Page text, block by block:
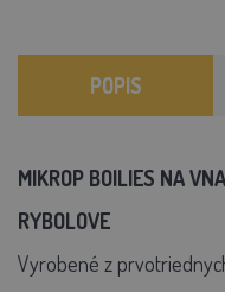
POPIS
MIKROP BOILIES NA
RYBOLOVE
Vyrobené z